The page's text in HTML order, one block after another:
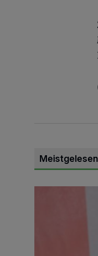
Meistgelesen
Trauer um